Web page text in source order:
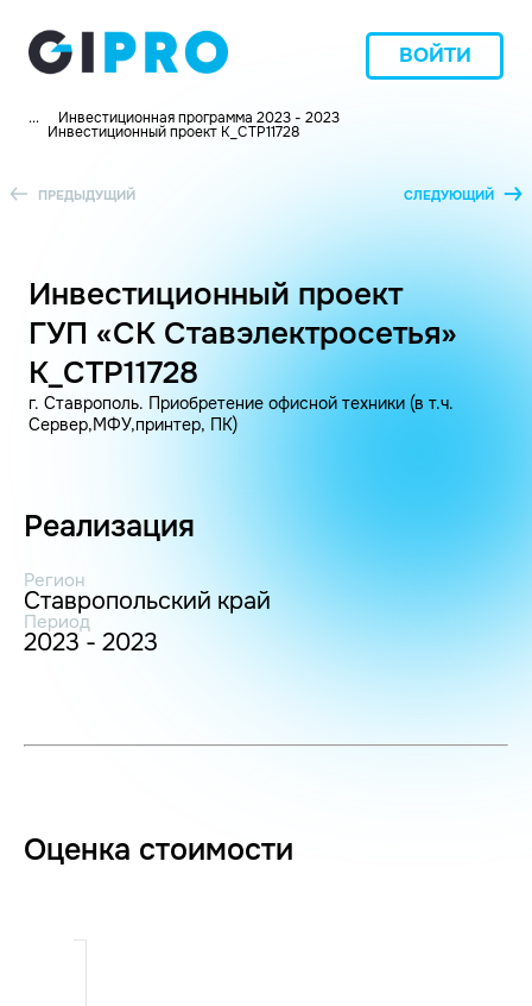
ВОЙТИ
... Инвестиционная программа 2023 - 2023
Инвестиционный проект K_СТР11728
ПРЕДЫДУЩИЙ СЛЕДУЮЩИЙ
Инвестиционный проект
ГУП «СК Ставэлектросетья»
K_СТР11728
г. Ставрополь. Приобретение офисной техники (в т.ч.
Сервер,МФУ,принтер, ПК)
Реализация
Регион
Ставропольский край
Период
2023 - 2023
Оценка стоимости